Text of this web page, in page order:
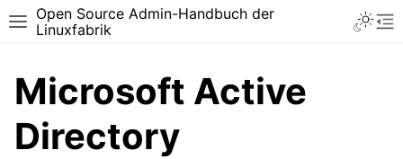
Toggle site navigation sidebar
Open Source Admin-Handbuch der
Linuxfabrik
Microsoft Active
Directory